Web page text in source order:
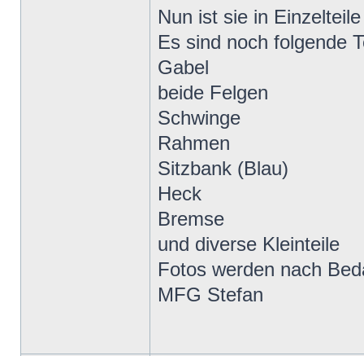
Nun ist sie in
Es sind noch folgende
Gabel
beide Felgen
Schwinge
Rahmen
Sitzbank (Blau)
Heck
Bremse
und diverse Kleinteile
Fotos werden nach
MFG Stefan